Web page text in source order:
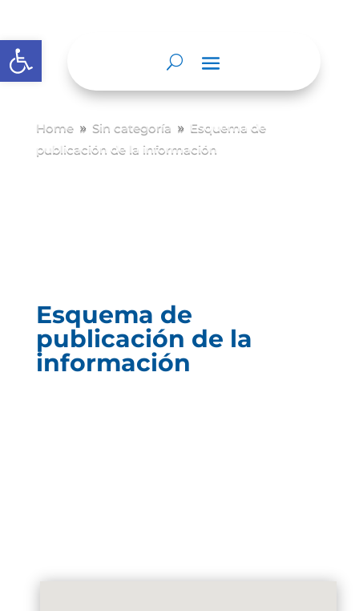
Abrir barra de herramientas
Home 9 Sin categoría 9 Esquema de
publicación de la información
Esquema de
publicación de la
información